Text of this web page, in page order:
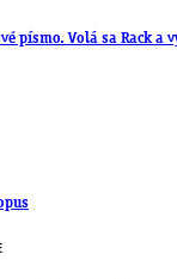
písmo. Volá sa Rack a